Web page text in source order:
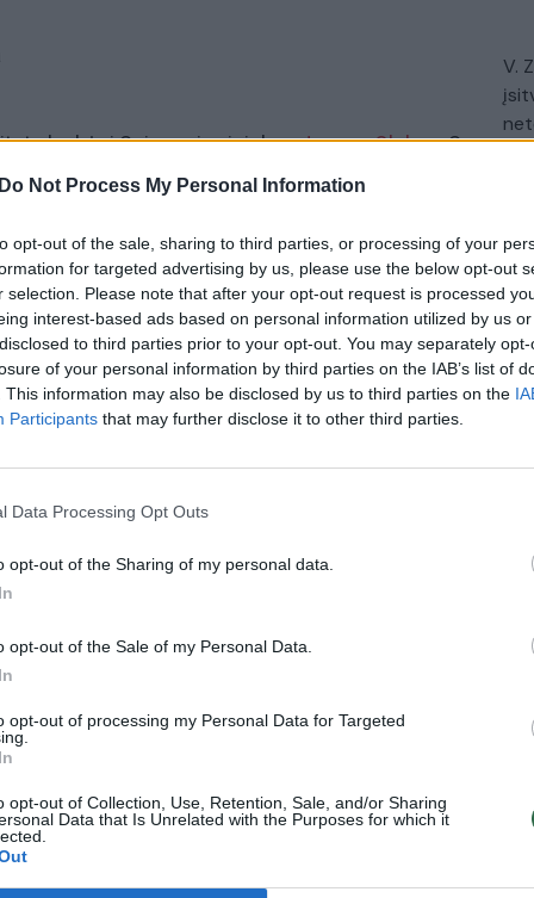
Do Not Process My Personal Information
opt-out of the sale, sharing to third parties, or processing of your
for targeted advertising by us, please use the below opt-out
selection. Please note that after your opt-out request is processed
interest-based ads based on personal information utilized by us
to third parties prior to your opt-out. You may separately
of your personal information by third parties on the IAB’s list of
This information may also be disclosed by us to third parties on the
Participants that may further disclose it to other third parties.
Data Processing Opt Outs
opt-out of the Sharing of my personal data.
opt-out of the Sale of my Personal Data.
opt-out of processing my Personal Data for Targeted
opt-out of Collection, Use, Retention, Sale, and/or Sharing
Data that Is Unrelated with the Purposes for which it
lankėsi Seimo pirmininkasJuozas Olekas.Su
moksleiviaisukrainiečiais dalijosi, ką valstybei
Jaunuoliai iš Baltarusijos ir Ukrainos noriai
dalimi, kaip to pasiekti.
Europos humanitarinis universitetas (EHU)
Žinios | Lietuvos diena
V.